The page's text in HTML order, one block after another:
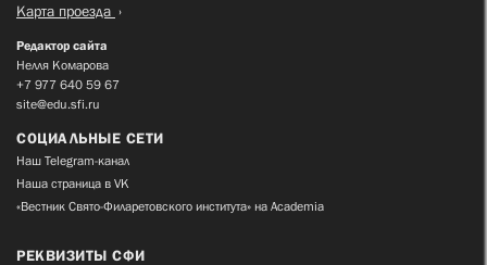
Карта проезда
Редактор сайта
Нелля Комарова
+7 977 640 59 67
site@edu.sfi.ru
СОЦИАЛЬНЫЕ СЕТИ
Наш Telegram-канал
Наша страница в VK
«Вестник Свято-Филаретовского института» на Academia
РЕКВИЗИТЫ СФИ